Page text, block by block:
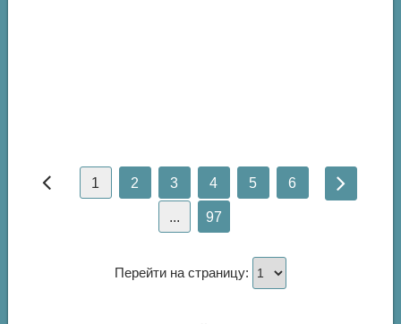
1 2 3 4 5 6
... 97
Перейти на страницу: